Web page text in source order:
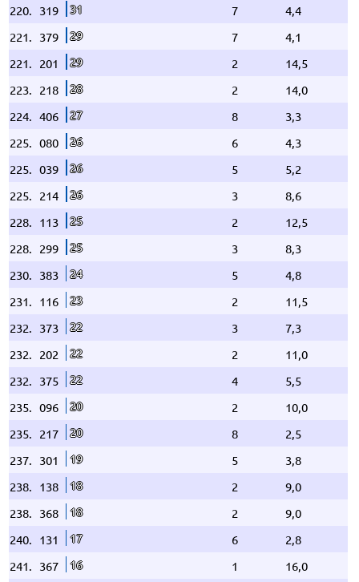
220. 319 31 7
4,4
221. 379 29 7
4,1
221. 201 29 2
14,5
223. 218 28 2
14,0
224. 406 27 8
3,3
225. 080 26 6
4,3
225. 039 26 5
5,2
225. 214 26 3
8,6
228. 113 25 2
12,5
228. 299 25 3
8,3
230. 383 24 5
4,8
231. 116 23 2
11,5
232. 373 22 3
7,3
232. 202 22 2
11,0
232. 375 22 4
5,5
235. 096 20 2
10,0
235. 217 20 8
2,5
237. 301 19 5
3,8
238. 138 18 2
9,0
238. 368 18 2
9,0
240. 131 17 6
2,8
241. 367 16 1
16,0